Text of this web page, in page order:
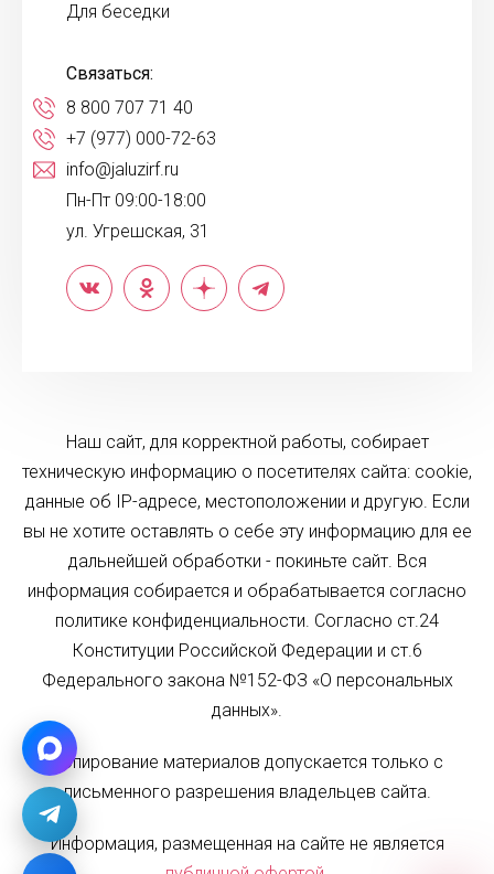
Для беседки
Связаться:
8 800 707 71 40
+7 (977) 000-72-63
info@jaluzirf.ru
Пн-Пт 09:00-18:00
ул. Угрешская, 31
Наш сайт, для корректной работы, собирает
техническую информацию о посетителях сайта: cookie,
данные об IP-адресе, местоположении и другую. Если
вы не хотите оставлять о себе эту информацию для ее
дальнейшей обработки - покиньте сайт. Вся
информация собирается и обрабатывается согласно
политике конфиденциальности. Согласно ст.24
Конституции Российской Федерации и ст.6
Федерального закона №152-ФЗ «О персональных
данных».
Копирование материалов допускается только с
письменного разрешения владельцев сайта.
Информация, размещенная на сайте не является